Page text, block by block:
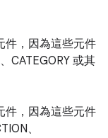
件，因為這些元件
CATEGORY 或其
件，因為這些元件
、